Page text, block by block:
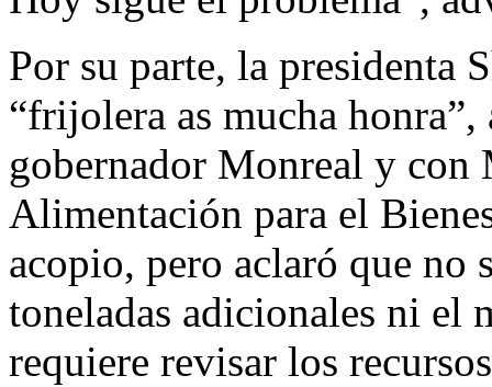
Por su parte, la presidenta
“frijolera as mucha
gobernador Monreal y
Alimentación para el
acopio, pero aclaró que no
toneladas adicionales ni el
requiere revisar los